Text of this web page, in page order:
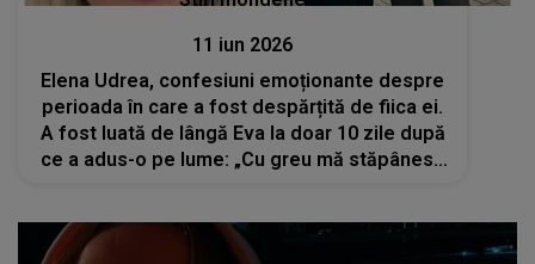
11 iun 2026
Elena Udrea, confesiuni emoționante despre
perioada în care a fost despărțită de fiica ei.
A fost luată de lângă Eva la doar 10 zile după
ce a adus-o pe lume: „Cu greu mă stăpânesc